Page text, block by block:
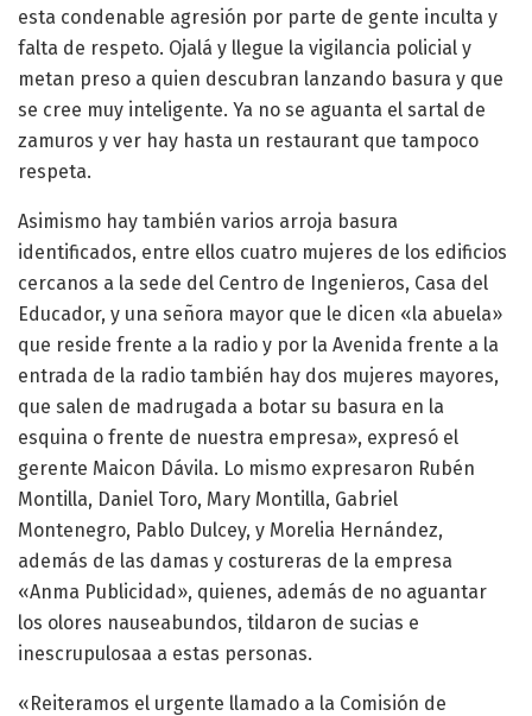
esta condenable agresión por parte de gente inculta y
falta de respeto. Ojalá y llegue la vigilancia policial y
metan preso a quien descubran lanzando basura y que
se cree muy inteligente. Ya no se aguanta el sartal de
zamuros y ver hay hasta un restaurant que tampoco
respeta.
Asimismo hay también varios arroja basura
identificados, entre ellos cuatro mujeres de los edificios
cercanos a la sede del Centro de Ingenieros, Casa del
Educador, y una señora mayor que le dicen «la abuela»
que reside frente a la radio y por la Avenida frente a la
entrada de la radio también hay dos mujeres mayores,
que salen de madrugada a botar su basura en la
esquina o frente de nuestra empresa», expresó el
gerente Maicon Dávila. Lo mismo expresaron Rubén
Montilla, Daniel Toro, Mary Montilla, Gabriel
Montenegro, Pablo Dulcey, y Morelia Hernández,
además de las damas y costureras de la empresa
«Anma Publicidad», quienes, además de no aguantar
los olores nauseabundos, tildaron de sucias e
inescrupulosaa a estas personas.
«Reiteramos el urgente llamado a la Comisión de